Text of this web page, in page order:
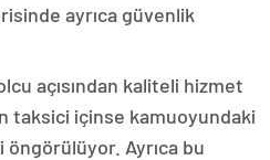
ayrıca güvenlik
açısından kaliteli hizmet
taksici içinse kamuoyundaki
öngörülüyor. Ayrıca bu